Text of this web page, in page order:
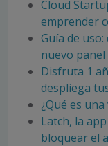
Cloud
emprender
Guía de
nuevo panel
Disfruta 1
despliega
¿Qué es
Latch, la
bloquear el